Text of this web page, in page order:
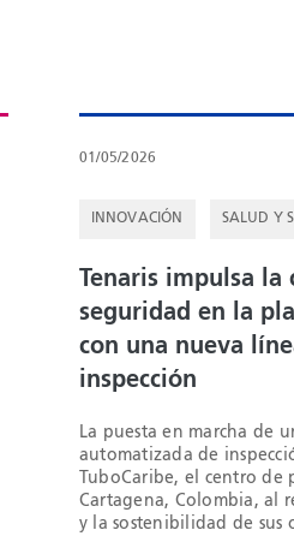
01/05/2026
INNOVACIÓN SALUD Y
Tenaris impulsa la
seguridad en la
con una nueva
inspección
La puesta en marcha de
automatizada de
TuboCaribe, el centro de
Cartagena, Colombia, al
y la sostenibilidad de sus